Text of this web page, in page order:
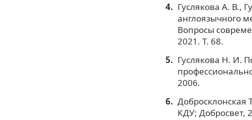
Гуслякова А. В.,
англоязычного
Вопросы
2021. Т. 68.
Гуслякова Н. И.
2006.
Добросклонская
КДУ; Добросвет,